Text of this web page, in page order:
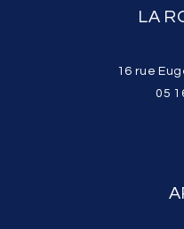
LA
16 rue
05